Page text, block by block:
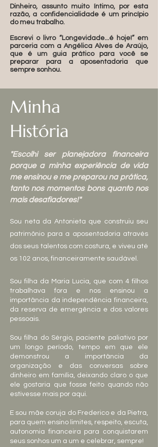
Dinheiro, assunto muito íntimo, por esta
razão, a confidencialidade é um princípio
do meu trabalho.
Escrevi o livro “Longevidade...é hoje!” em
parceria com a Angélica Alves de Araújo,
que é um guia prático para você se
preparar para a aposentadoria que
sempre sonhou.
Minha
História
"Escolhi ser planejadora financeira
porque a minha experiência de vida
me ensinou e me preparou na prática,
tanto nos momentos bons quanto nos
mais desafiadores!"
Sou neta da Antonieta que construiu seu
patrimônio para a aposentadoria através
dos seus talentos com costura, e viveu até
os 102 anos, financeiramente saudável.
Sou filha da Maria Lucia, que com 4 filhos
trabalhava fora e nos ensinou a
importância da independência financeira,
da reserva de emergência e dos valores
pessoais.
Sou filha do Sérgio, paciente paliativo por
um longo período, tempo em que ele
demonstrou a importância da
organização e das conversas sobre
dinheiro em família, deixando claro o que
ele gostaria que fosse feito quando não
estivesse mais por aqui.
E sou mãe coruja do Frederico e da Pietra,
para quem ensino limites, respeito, escuta,
autonomia financeira para conquistarem
seus sonhos um a um e celebrar, sempre!